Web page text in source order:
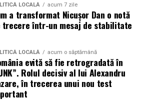
cu dosare vechi, acte
juridice suprapuse. Mai ales în
zonele afectate de retrocedări.
proprietarul
dar câteva direcții apar
constrângerile birocratice ale acesteia.
pe specificul fiecărui proiect.
de șantierele civile
mobilăeste o soluție multi-funcțională.
de UZINEX includ:
LOCALĂ acum 7 zile
a transformat Nicușor Dan o notă
trecere într-un mesaj de stabilitate
LOCALĂ acum o săptămână
evită să fie retrogradată în
Rolul decisiv al lui Alexandru
în trecerea unui nou test